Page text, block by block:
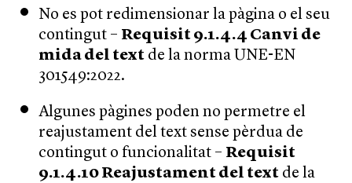
No es pot redimensionar la pàgina o el seu
contingut – Requisit 9.1.4.4 Canvi de
mida del text de la norma UNE-EN
301549:2022.
Algunes pàgines poden no permetre el
reajustament del text sense pèrdua de
contingut o funcionalitat – Requisit
9.1.4.10 Reajustament del text de la